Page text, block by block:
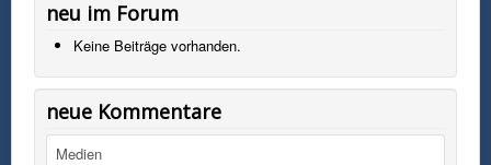
neu im Forum
Keine Beiträge vorhanden.
neue Kommentare
Medien